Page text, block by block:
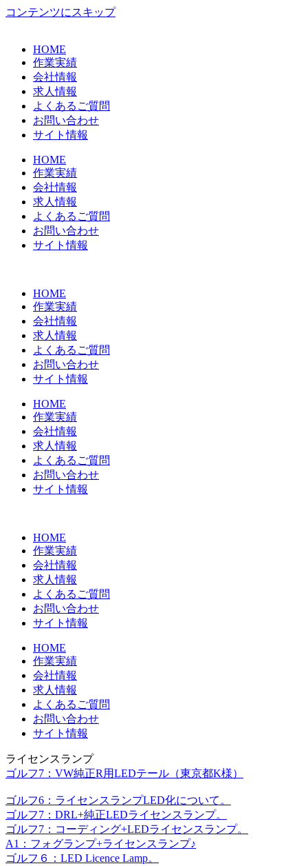
コンテンツにスキップ
HOME
作業実績
会社情報
求人情報
よくあるご質問
お問い合わせ
サイト情報
HOME
作業実績
会社情報
求人情報
よくあるご質問
お問い合わせ
サイト情報
HOME
作業実績
会社情報
求人情報
よくあるご質問
お問い合わせ
サイト情報
HOME
作業実績
会社情報
求人情報
よくあるご質問
お問い合わせ
サイト情報
HOME
作業実績
会社情報
求人情報
よくあるご質問
お問い合わせ
サイト情報
HOME
作業実績
会社情報
求人情報
よくあるご質問
お問い合わせ
サイト情報
ライセンスランプ
ゴルフ7：VW純正R用LEDテール（東京都K様）
ゴルフ6：ライセンスランプLED化について。
ゴルフ7：DRL+純正LEDライセンスランプ。
ゴルフ7：コーディング+LEDライセンスランプ。
A1：フォグランプ+ライセンスランプ♪
ゴルフ６：LED Licence Lamp。